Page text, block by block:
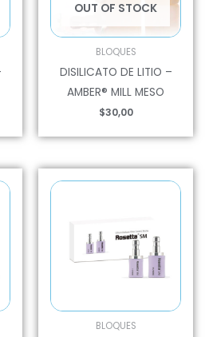
OUT OF STOCK
BLOQUES
DISILICATO DE LITIO –
AMBER® MILL MESO
$30,00
BLOQUES